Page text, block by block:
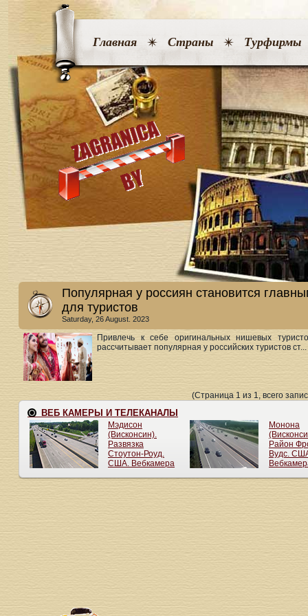
Главная Страны Турфирмы
Популярная у россиян становится
для туристов
Saturday, 26 August. 2023
Привлечь к себе оригинальных нишевых
рассчитывает популярная у российских туристов ст...
(Страница 1 из 1, всего